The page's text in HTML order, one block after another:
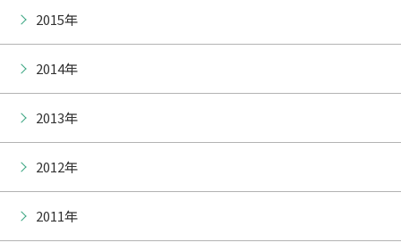
2015年
2014年
2013年
2012年
2011年